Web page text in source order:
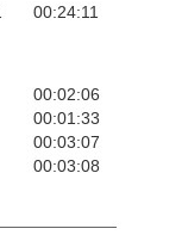
00:24:11
00:02:06
00:01:33
00:03:07
00:03:08